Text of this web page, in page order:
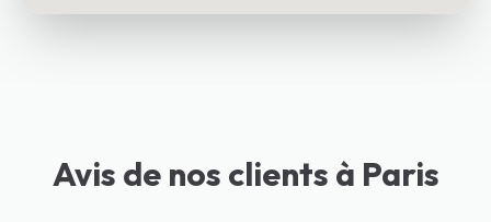
Avis de nos clients à Paris